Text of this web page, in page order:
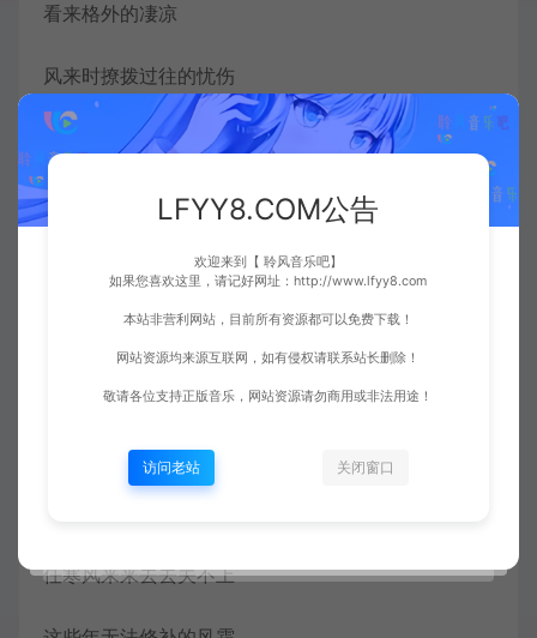
看来格外的凄凉
风来时撩拨过往的忧伤
像整个季节廉价的狂欢
让我们从头来吧 如梦如花
我听见拒绝 又嘲笑了黑夜
我只是寒冬 向着西北的窗
我听见孤单 在隐忍的夜晚
是被爱刺痛啜泣着的胸膛
任寒风来来去去关不上
LFYY8.COM公告
欢迎来到【 聆风音乐吧】
如果您喜欢这里，请记好网址：http://www.lfyy8.com
本站非营利网站，目前所有资源都可以免费下载！
网站资源均来源互联网，如有侵权请联系站长删除！
敬请各位支持正版音乐，网站资源请勿商用或非法用途！
访问老站 关闭窗口